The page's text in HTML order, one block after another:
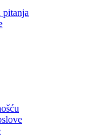
mlade, nauku,